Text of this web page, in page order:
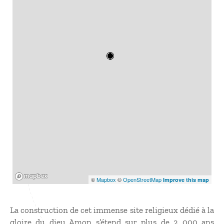
©Mapbox ©OpenStreetMap Improve this map
La construction de cet immense site religieux dédié à la
gloire du dieu Amon s’étend sur plus de 2 000 ans